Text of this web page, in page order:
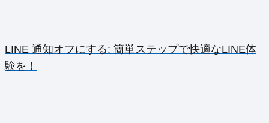
LINE 通知オフにする: 簡単ステップで快適なLINE体
験を！